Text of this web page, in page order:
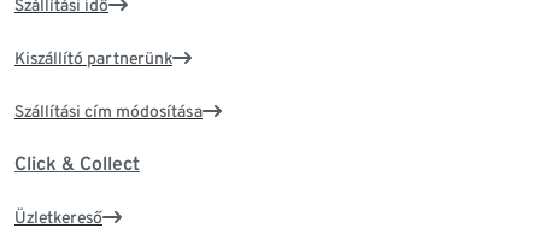
Szállítási idő
Kiszállító partnerünk
Szállítási cím módosítása
Click & Collect
Üzletkereső